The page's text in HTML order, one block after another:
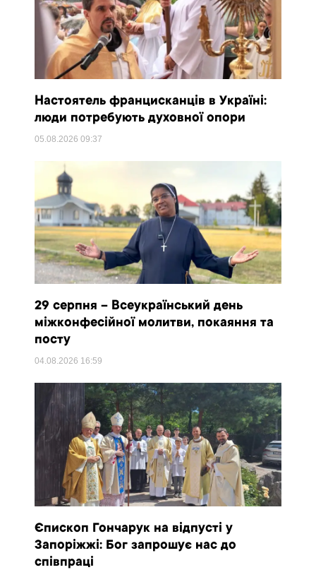
Настоятель францисканців в Україні:
люди потребують духовної опори
05.08.202609:37
29 серпня – Всеукраїнський день
міжконфесійної молитви, покаяння та
посту
04.08.2026 16:59
Єпископ Гончарук на відпусті у
Запоріжжі: Бог запрошує нас до
співпраці